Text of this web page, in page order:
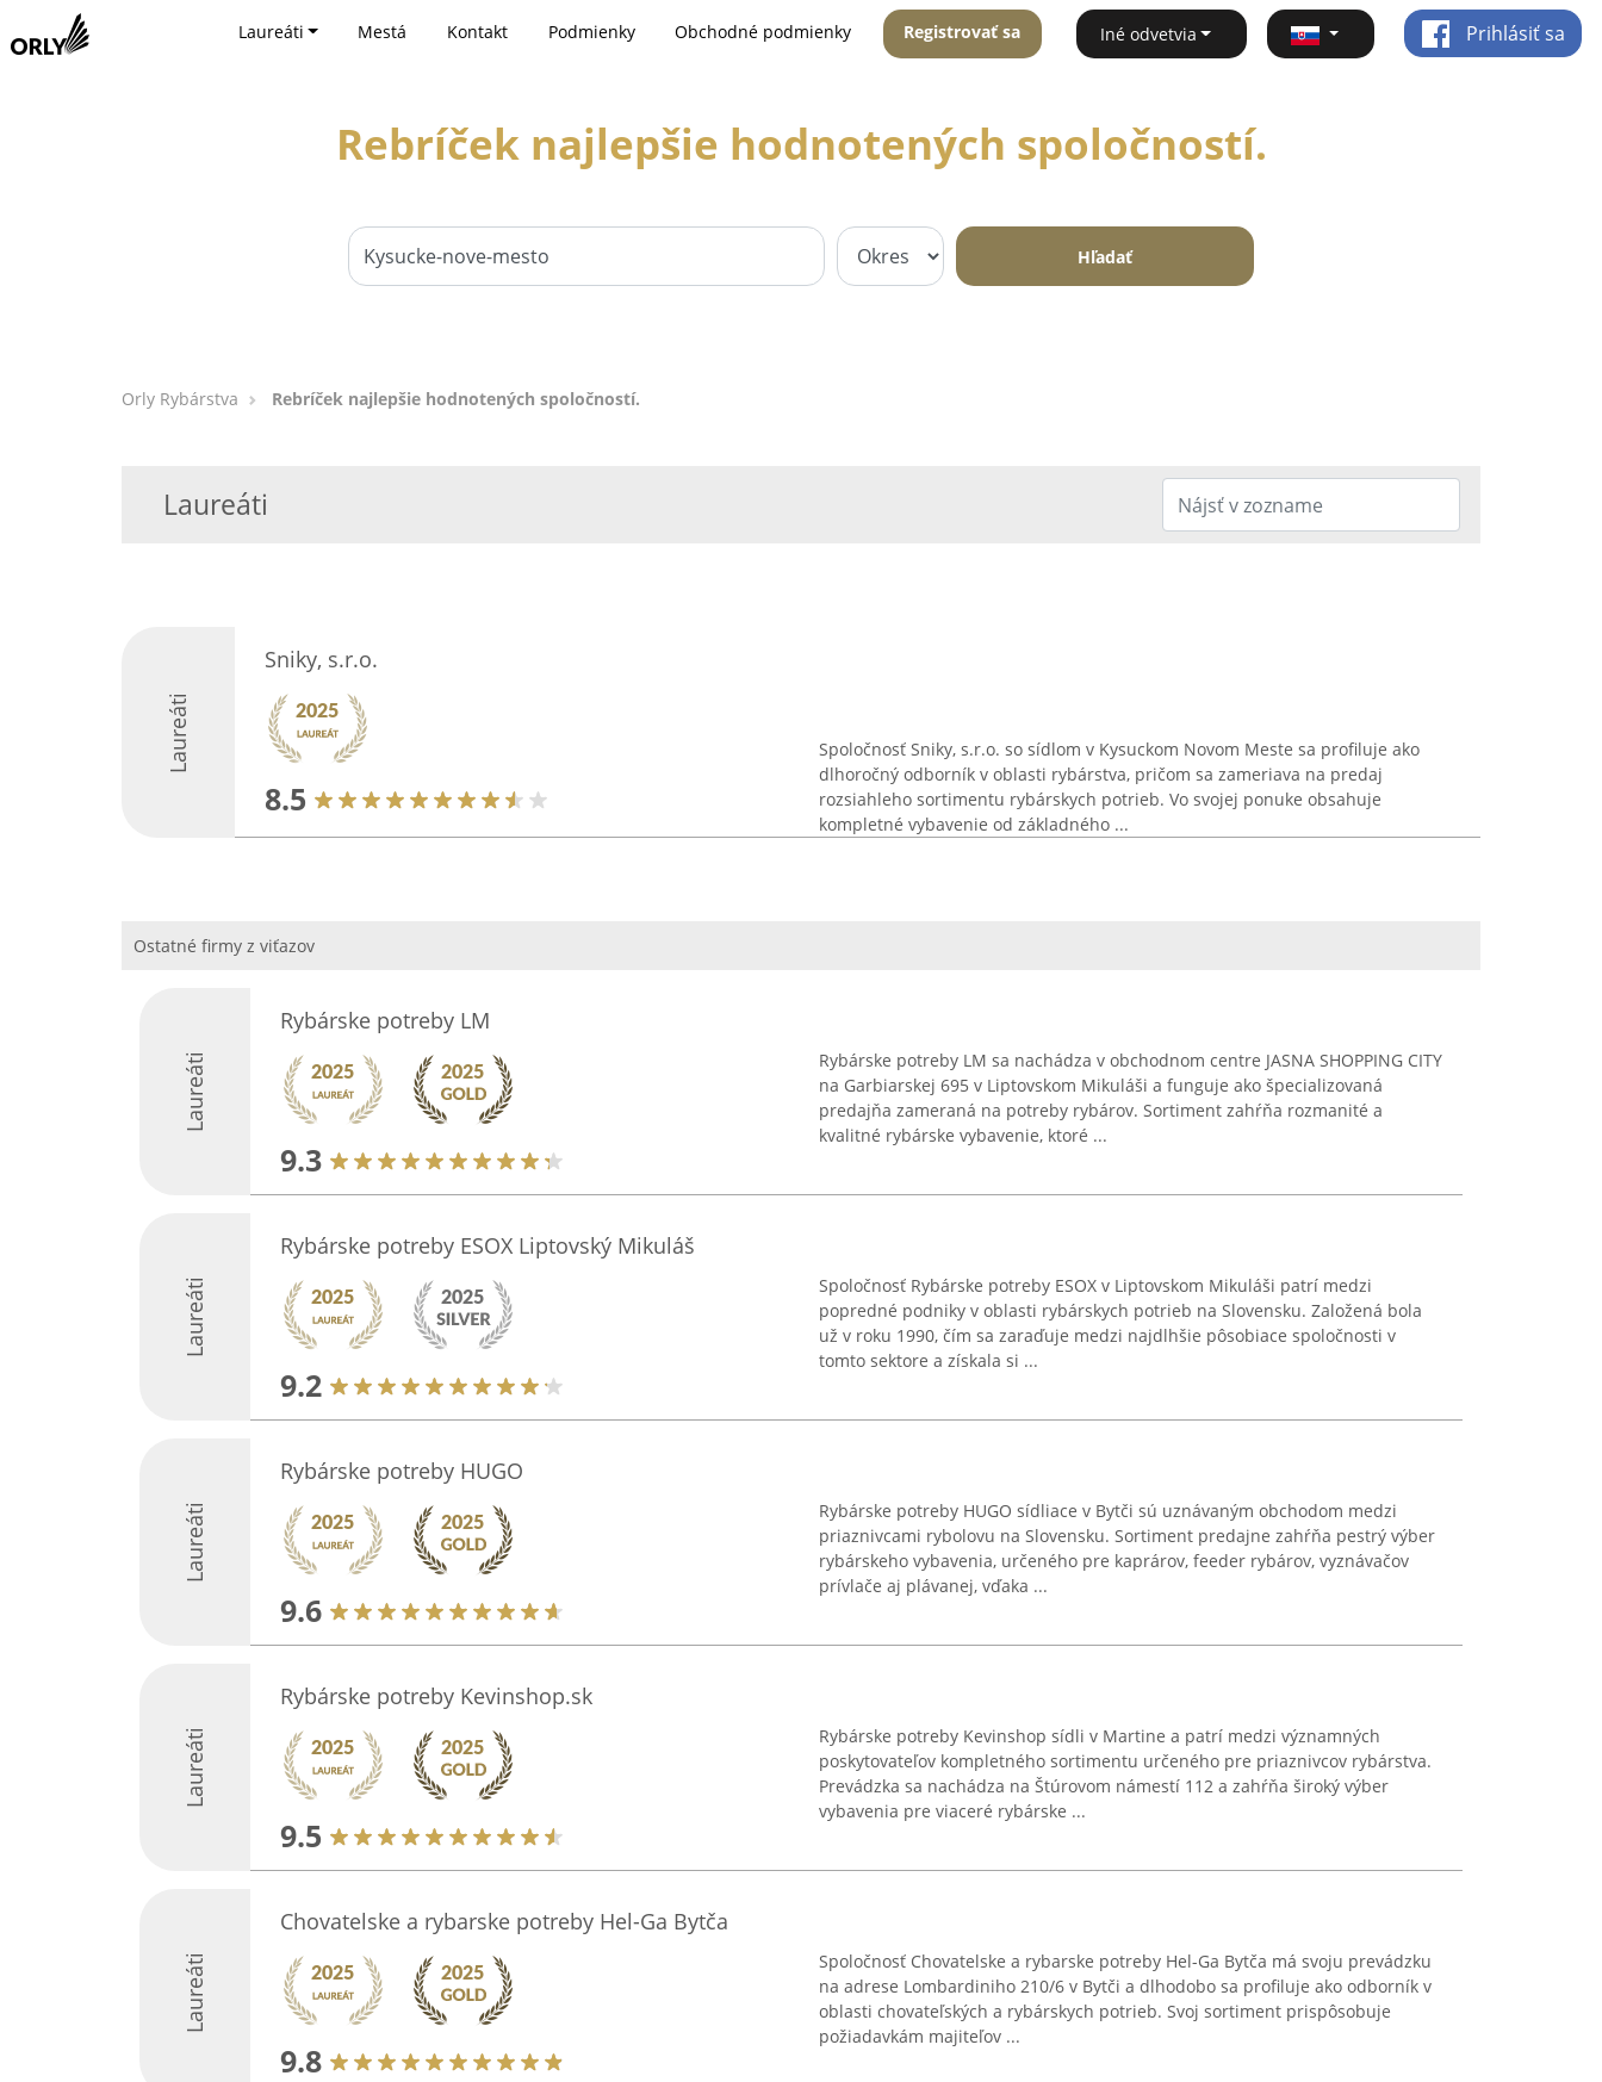
Laureáti Mestá Kontakt Podmienky Obchodné podmienky Registrovať sa Iné odvetvia Prihlásiť sa
Rebríček najlepšie hodnotených spoločností.
Hľadať
Orly Rybárstva Rebríček najlepšie hodnotených spoločností.
Laureáti
Laureáti
Sniky, s.r.o.
8.5
Spoločnosť Sniky, s.r.o. so sídlom v Kysuckom Novom Meste sa profiluje ako
dlhoročný odborník v oblasti rybárstva, pričom sa zameriava na predaj
rozsiahleho sortimentu rybárskych potrieb. Vo svojej ponuke obsahuje
kompletné vybavenie od základného ...
Ostatné firmy z viťazov
Laureáti
Rybárske potreby LM
9.3
Rybárske potreby LM sa nachádza v obchodnom centre JASNA SHOPPING CITY
na Garbiarskej 695 v Liptovskom Mikuláši a funguje ako špecializovaná
predajňa zameraná na potreby rybárov. Sortiment zahŕňa rozmanité a
kvalitné rybárske vybavenie, ktoré ...
Laureáti
Rybárske potreby ESOX Liptovský Mikuláš
9.2
Spoločnosť Rybárske potreby ESOX v Liptovskom Mikuláši patrí medzi
popredné podniky v oblasti rybárskych potrieb na Slovensku. Založená bola
už v roku 1990, čím sa zaraďuje medzi najdlhšie pôsobiace spoločnosti v
tomto sektore a získala si ...
Laureáti
Rybárske potreby HUGO
9.6
Rybárske potreby HUGO sídliace v Bytči sú uznávaným obchodom medzi
priaznivcami rybolovu na Slovensku. Sortiment predajne zahŕňa pestrý výber
rybárskeho vybavenia, určeného pre kaprárov, feeder rybárov, vyznávačov
prívlače aj plávanej, vďaka ...
Laureáti
Rybárske potreby Kevinshop.sk
9.5
Rybárske potreby Kevinshop sídli v Martine a patrí medzi významných
poskytovateľov kompletného sortimentu určeného pre priaznivcov rybárstva.
Prevádzka sa nachádza na Štúrovom námestí 112 a zahŕňa široký výber
vybavenia pre viaceré rybárske ...
Laureáti
Chovatelske a rybarske potreby Hel-Ga Bytča
9.8
Spoločnosť Chovatelske a rybarske potreby Hel-Ga Bytča má svoju prevádzku
na adrese Lombardiniho 210/6 v Bytči a dlhodobo sa profiluje ako odborník v
oblasti chovateľských a rybárskych potrieb. Svoj sortiment prispôsobuje
požiadavkám majiteľov ...